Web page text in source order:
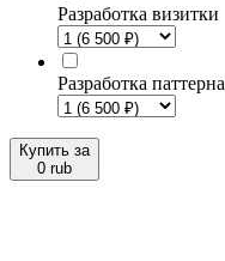
Разработка визитки
Разработка паттерна
Купить за
0 rub